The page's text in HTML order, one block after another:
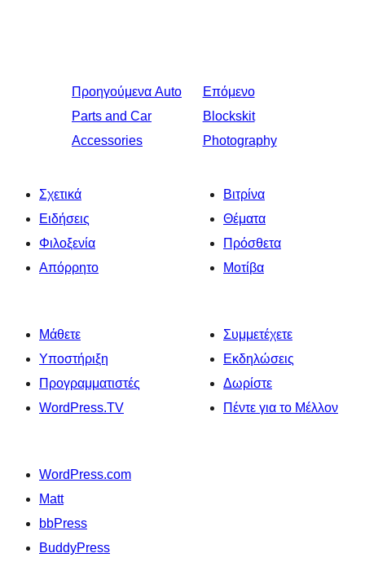
Προηγούμενα Auto
Parts and Car
Accessories
Επόμενο
Blockskit
Photography
Σχετικά
Ειδήσεις
Φιλοξενία
Απόρρητο
Βιτρίνα
Θέματα
Πρόσθετα
Μοτίβα
Μάθετε
Υποστήριξη
Προγραμματιστές
WordPress.TV
Συμμετέχετε
Εκδηλώσεις
Δωρίστε
Πέντε για το Μέλλον
WordPress.com
Matt
bbPress
BuddyPress